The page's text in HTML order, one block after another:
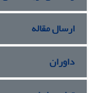
ارسال مقاله
داوران